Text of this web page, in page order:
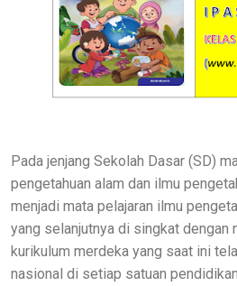
Pada jenjang Sekolah Dasar (SD)
pengetahuan alam dan ilmu
menjadi mata pelajaran ilmu
yang selanjutnya di singkat dengan
kurikulum merdeka yang saat ini
nasional di setiap satuan